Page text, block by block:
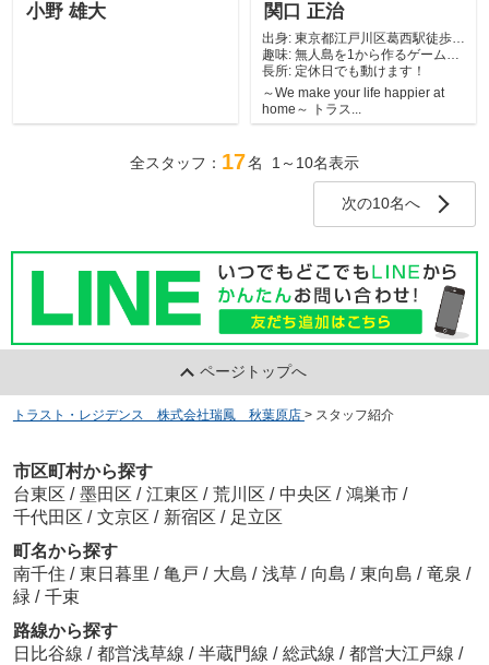
小野 雄大 関口 正治
出身: 東京都江戸川区葛西駅徒歩5
分
趣味: 無人島を1から作るゲームに
ハマってます！
長所: 定休日でも動けます！
～We make your life happier at
home～ トラス...
全スタッフ： 17名 1～10名表示
次の10名へ
ページトップへ
トラスト・レジデンス 株式会社瑞鳳 秋葉原店 > スタッフ紹介
市区町村から探す
台東区 / 墨田区 / 江東区 / 荒川区 / 中央区 / 鴻巣市 /
千代田区 / 文京区 / 新宿区 / 足立区
町名から探す
南千住 / 東日暮里 / 亀戸 / 大島 / 浅草 / 向島 / 東向島 / 竜泉 /
緑 / 千束
路線から探す
日比谷線 / 都営浅草線 / 半蔵門線 / 総武線 / 都営大江戸線 /